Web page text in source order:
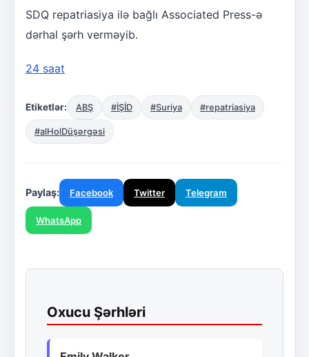
SDQ repatriasiya ilə bağlı Associated Press-ə
dərhal şərh verməyib.
24 saat
Etiketlər: ABŞ #İŞİD #Suriya #repatriasiya
#alHolDüşərgəsi
Paylaş: Facebook Twitter Telegram
WhatsApp
Oxucu Şərhləri